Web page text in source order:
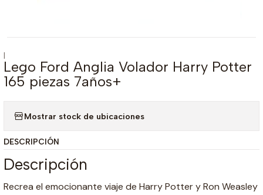
|
Lego Ford Anglia Volador Harry Potter
165 piezas 7años+
Mostrar stock de ubicaciones
DESCRIPCIÓN
Descripción
Recrea el emocionante viaje de Harry Potter y Ron Weasley